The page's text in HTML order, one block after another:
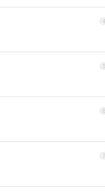
4
5
6
7